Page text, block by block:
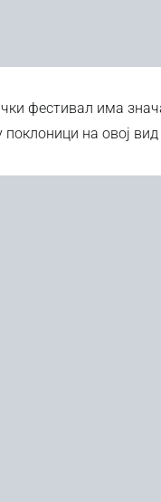
фестивал има
поклоници на овој